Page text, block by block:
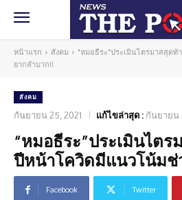
หน้าแรก สังคม
"หมอธีระ"ประเมินไตรมาสสุด
ยากลำบาก!!
สังคม
กันยายน 25, 2021 แก้ไขล่าสุด : กันยายน
“หมอธีระ”ประเมินไต
ปีหน้าโควิดมีแนวโน้มช่
Facebook Twitter